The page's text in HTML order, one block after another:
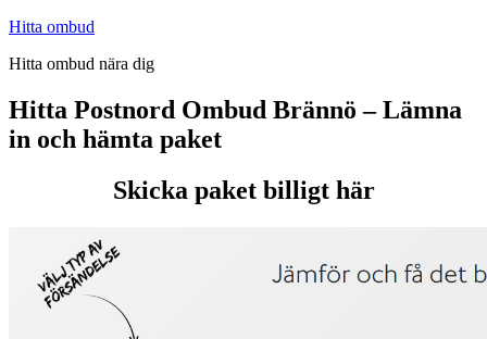
Hoppa
innehåll
Hitta ombud
Hitta ombud nära dig
Hitta Postnord Ombud Brännö – Lämna
in och hämta paket
Skicka paket billigt här